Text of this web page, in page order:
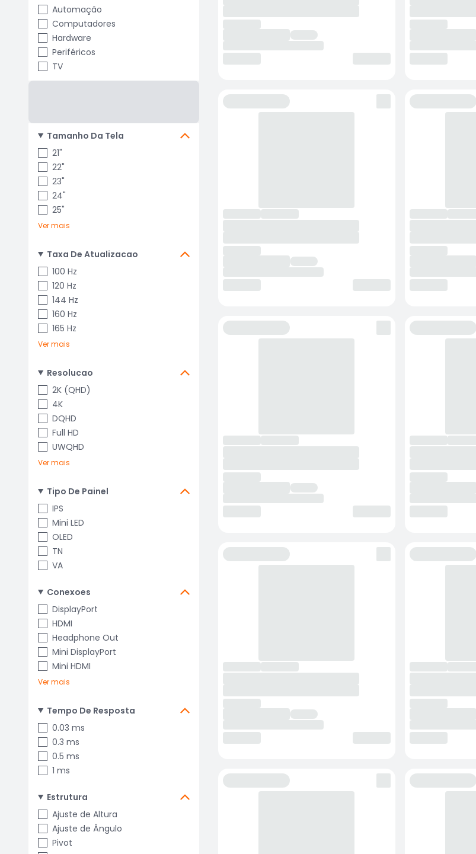
Automação
Computadores
Hardware
Periféricos
TV
Tamanho Da Tela
21"
22"
23"
24"
25"
Ver mais
Taxa De Atualizacao
100 Hz
120 Hz
144 Hz
160 Hz
165 Hz
Ver mais
Resolucao
2K (QHD)
4K
DQHD
Full HD
UWQHD
Ver mais
Tipo De Painel
IPS
Mini LED
OLED
TN
VA
Conexoes
DisplayPort
HDMI
Headphone Out
Mini DisplayPort
Mini HDMI
Ver mais
Tempo De Resposta
0.03 ms
0.3 ms
0.5 ms
1 ms
Estrutura
Ajuste de Altura
Ajuste de Ângulo
Pivot